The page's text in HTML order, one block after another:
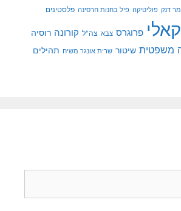
דנק פוליטיקה פיל בחנות חרסינה פלסטינים
פרוגרס צבא צה"ל קורונה רוסיה
משפטית שיטור שרית אונגר משיח תהילים